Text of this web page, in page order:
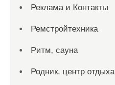
Реклама и Контакты
Ремстройтехника
Ритм, сауна
Родник, центр отдыха